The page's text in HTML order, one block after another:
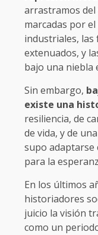
arrastramos del
marcadas por
industriales, las
extenuados, y
bajo una niebla
Sin embargo,
existe una
resiliencia, de
de vida, y de
supo adaptarse
para la
En los últimos
historiadores
juicio la visión
como un